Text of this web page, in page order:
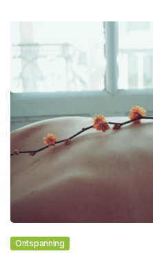
Ontspanning